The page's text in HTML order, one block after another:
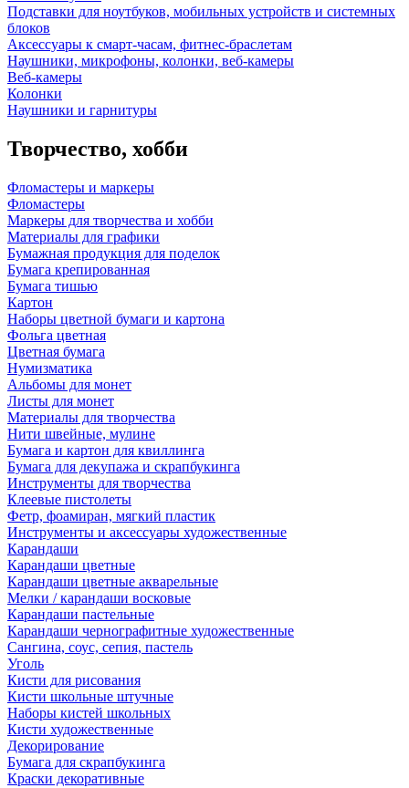
Подставки для ноутбуков, мобильных устройств и системных
блоков
Аксессуары к смарт-часам, фитнес-браслетам
Наушники, микрофоны, колонки, веб-камеры
Веб-камеры
Колонки
Наушники и гарнитуры
Творчество, хобби
Фломастеры и маркеры
Фломастеры
Маркеры для творчества и хобби
Материалы для графики
Бумажная продукция для поделок
Бумага крепированная
Бумага тишью
Картон
Наборы цветной бумаги и картона
Фольга цветная
Цветная бумага
Нумизматика
Альбомы для монет
Листы для монет
Материалы для творчества
Нити швейные, мулине
Бумага и картон для квиллинга
Бумага для декупажа и скрапбукинга
Инструменты для творчества
Клеевые пистолеты
Фетр, фоамиран, мягкий пластик
Инструменты и аксессуары художественные
Карандаши
Карандаши цветные
Карандаши цветные акварельные
Мелки / карандаши восковые
Карандаши пастельные
Карандаши чернографитные художественные
Сангина, соус, сепия, пастель
Уголь
Кисти для рисования
Кисти школьные штучные
Наборы кистей школьных
Кисти художественные
Декорирование
Бумага для скрапбукинга
Краски декоративные